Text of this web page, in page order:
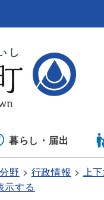
暮らし・届出
分野 行政情報
上
示する